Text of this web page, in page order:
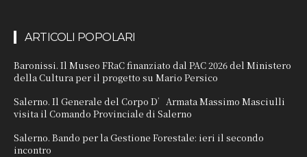
ARTICOLI POPOLARI
Baronissi. Il Museo FRaC finanziato dal PAC 2026 del Ministero
della Cultura per il progetto su Mario Persico
Salerno. Il Generale del Corpo D’Armata Massimo Masciulli
visita il Comando Provinciale di Salerno
Salerno. Bando per la Gestione Forestale: ieri il secondo
incontro